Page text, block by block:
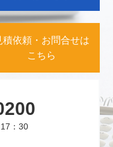
積依頼・お問合せは
こちら
：30